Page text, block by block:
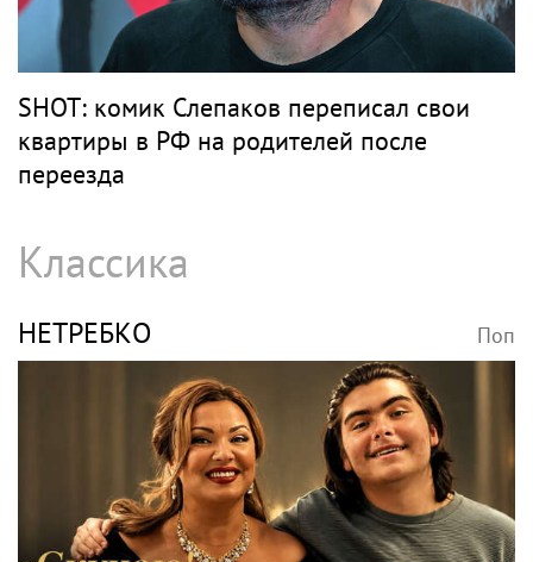
SHOT: комик Слепаков переписал свои
квартиры в РФ на родителей после
переезда
Классика
НЕТРЕБКО Поп